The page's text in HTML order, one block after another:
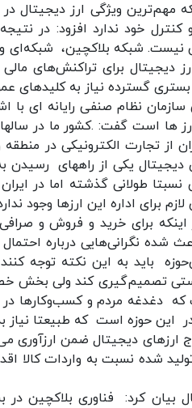
مهم‌ترین ویژگی ارز دیجیتال
خود ندارد افزود: در
نیست. شبکه بلاکچین،
دیجیتال برای تراکنش‌های
بستری گسترده نیاز به کلید‌های
نظام صنفی رایانه ای با
ها است گفت: .کشور ما در
از تجارت الکترونیکی در
دیجیتال یکی از راههای
نسبتا طولانی گذشته اما در
برای اداره این ارزها وجود
اینکه برای خرید و فروش و
شده نگرانی‌هایی درباره
باید به این نکته توجه
تصمیم‌گیری کند ولی بخش
مردم و کسب‌وکارها در
در این حوزه است که طبیعتا
دیجیتال ضمن ارزآوری
تولید شده نسبت به واردات کالا
بیان کرد: فناوری بلاکچین در